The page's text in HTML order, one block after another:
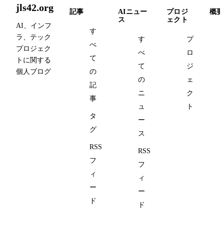
jls42.org
AI、インフ
ラ、テック
プロジェク
トに関する
個人ブログ
記事
す
べ
て
の
記
事
タ
グ
RSS
フ
ィ
ー
ド
AIニュー
ス
す
べ
て
の
ニ
ュ
ー
ス
RSS
フ
ィ
ー
ド
プロジ
ェクト
プ
ロ
ジ
ェ
ク
ト
概要